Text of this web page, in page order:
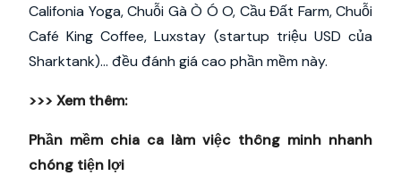
Califonia Yoga, Chuỗi Gà Ò Ó O, Cầu Đất Farm, Chuỗi
Café King Coffee, Luxstay (startup triệu USD của
Sharktank)… đều đánh giá cao phần mềm này.
>>> Xem thêm:
Phần mềm chia ca làm việc thông minh nhanh
chóng tiện lợi